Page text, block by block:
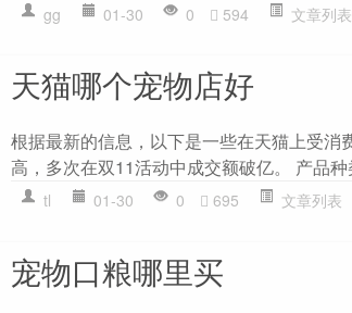
gg 01-30 0 594 文章列表
天猫哪个宠物店好
根据最新的信息，以下是一些在天猫上受
高，多次在双11活动中成交额破亿。 产品
tl 01-30 0 695 文章列表
宠物口粮哪里买